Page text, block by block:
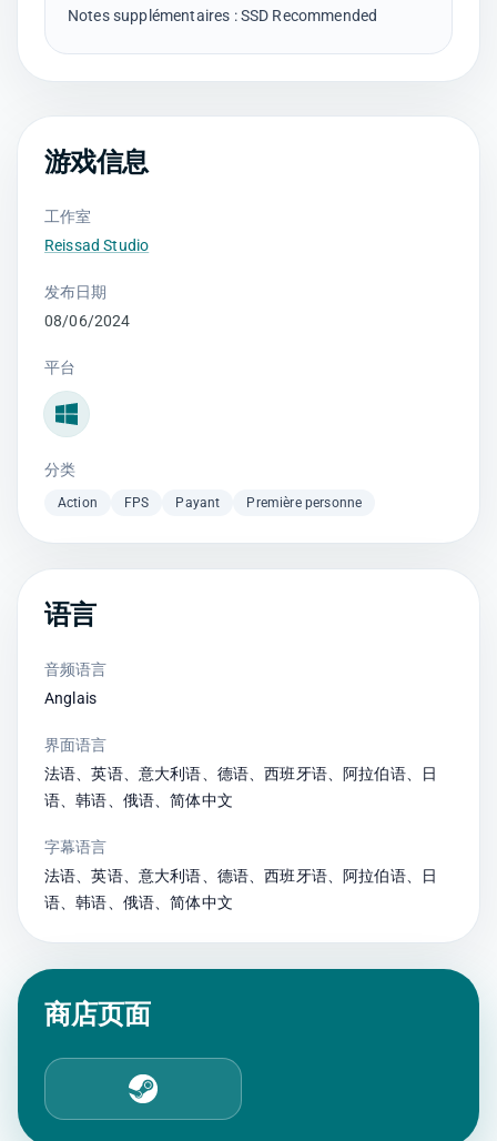
游戏信息
工作室
Reissad Studio
发布日期
08/06/2024
平台
Windows
分类
Action FPS Payant Première personne
语言
音频语言
Anglais
界面语言
法语、英语、意大利语、德语、西班牙语、阿拉伯语、日
语、韩语、俄语、简体中文
字幕语言
法语、英语、意大利语、德语、西班牙语、阿拉伯语、日
语、韩语、俄语、简体中文
商店页面
Steam